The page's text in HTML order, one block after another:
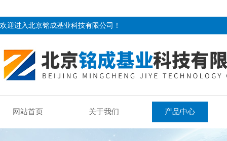
欢迎进入北京铭成基业科技有限公司！
网站首页 关于我们 产品中心